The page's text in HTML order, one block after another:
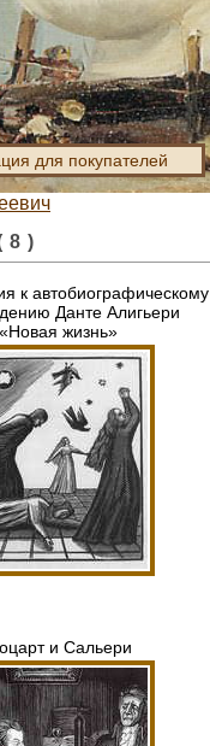
для покупателей
8 )
к автобиографическому
Данте Алигьери
«Новая жизнь»
и Сальери